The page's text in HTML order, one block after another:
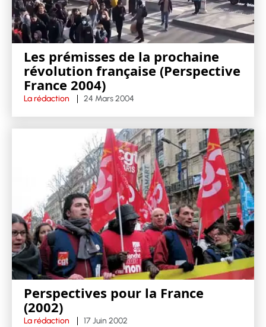
Les prémisses de la prochaine
révolution française (Perspective
France 2004)
La rédaction 24 Mars 2004
Perspectives pour la France
(2002)
La rédaction 17 Juin 2002